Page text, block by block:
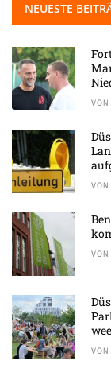
NEUESTE
VON
VON
VON
VON